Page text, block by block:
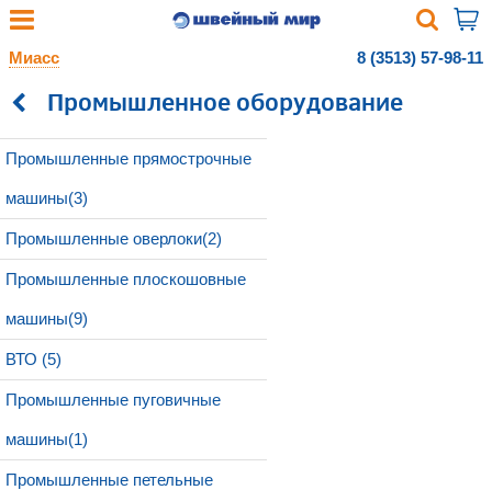
Миасс 8 (3513) 57-98-11
Промышленное оборудование
Промышленные прямострочные
машины(3)
Промышленные оверлоки(2)
Промышленные плоскошовные
машины(9)
ВТО (5)
Промышленные пуговичные
машины(1)
Промышленные петельные